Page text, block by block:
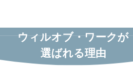
ウィルオブ・ワークが
選ばれる理由